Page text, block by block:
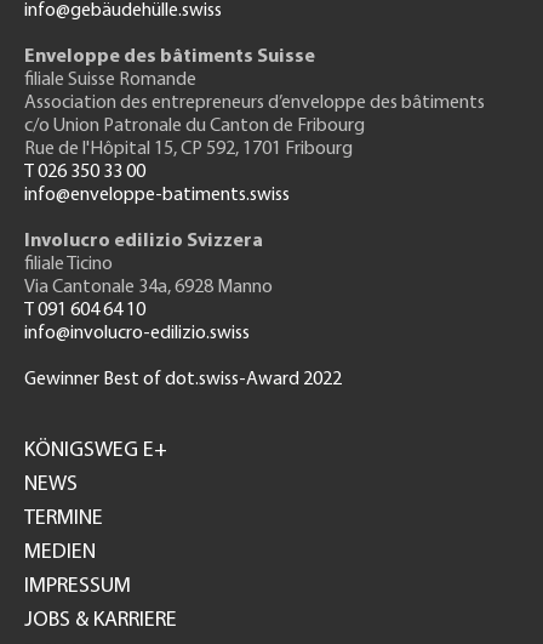
info@gebäudehülle.swiss
Enveloppe des bâtiments Suisse
filiale Suisse Romande
Association des entrepreneurs d’enveloppe des bâtiments
c/o Union Patronale du Canton de Fribourg
Rue de l'Hôpital 15, CP 592, 1701 Fribourg
T 026 350 33 00
info@enveloppe-batiments.swiss
Involucro edilizio Svizzera
filiale Ticino
Via Cantonale 34a, 6928 Manno
T 091 604 64 10
info@involucro-edilizio.swiss
Gewinner Best of dot.swiss-Award 2022
GH
KÖNIGSWEG E+
NEWS
TERMINE
MEDIEN
IMPRESSUM
JOBS & KARRIERE